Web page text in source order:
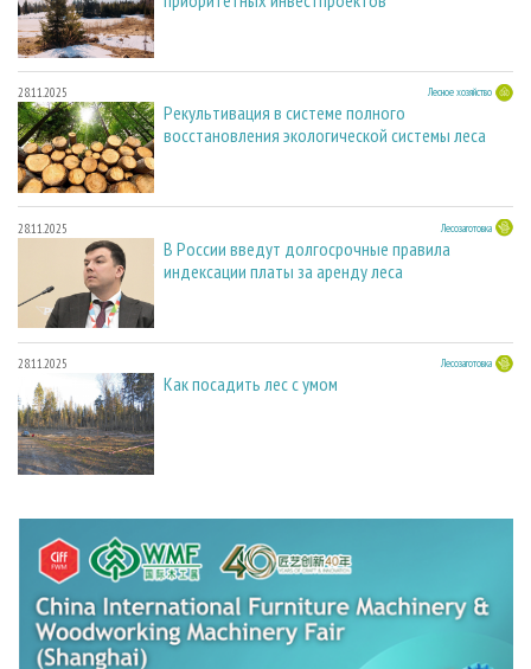
28.11.2025 Лесное хозяйство
Рекультивация в системе полного
восстановления экологической системы леса
28.11.2025 Лесозаготовка
В России введут долгосрочные правила
индексации платы за аренду леса
28.11.2025 Лесозаготовка
Как посадить лес с умом